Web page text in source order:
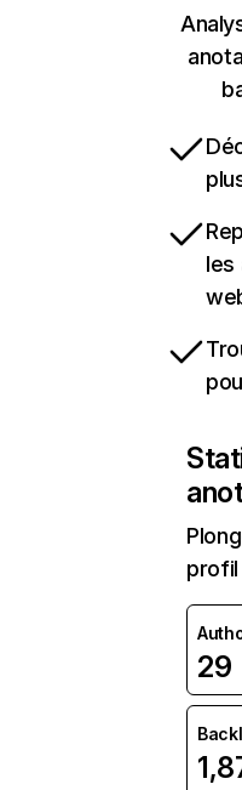
les
profil
29